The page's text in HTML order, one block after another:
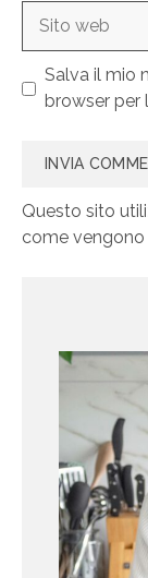
web
Salva il mio
browser per
Questo sito
come